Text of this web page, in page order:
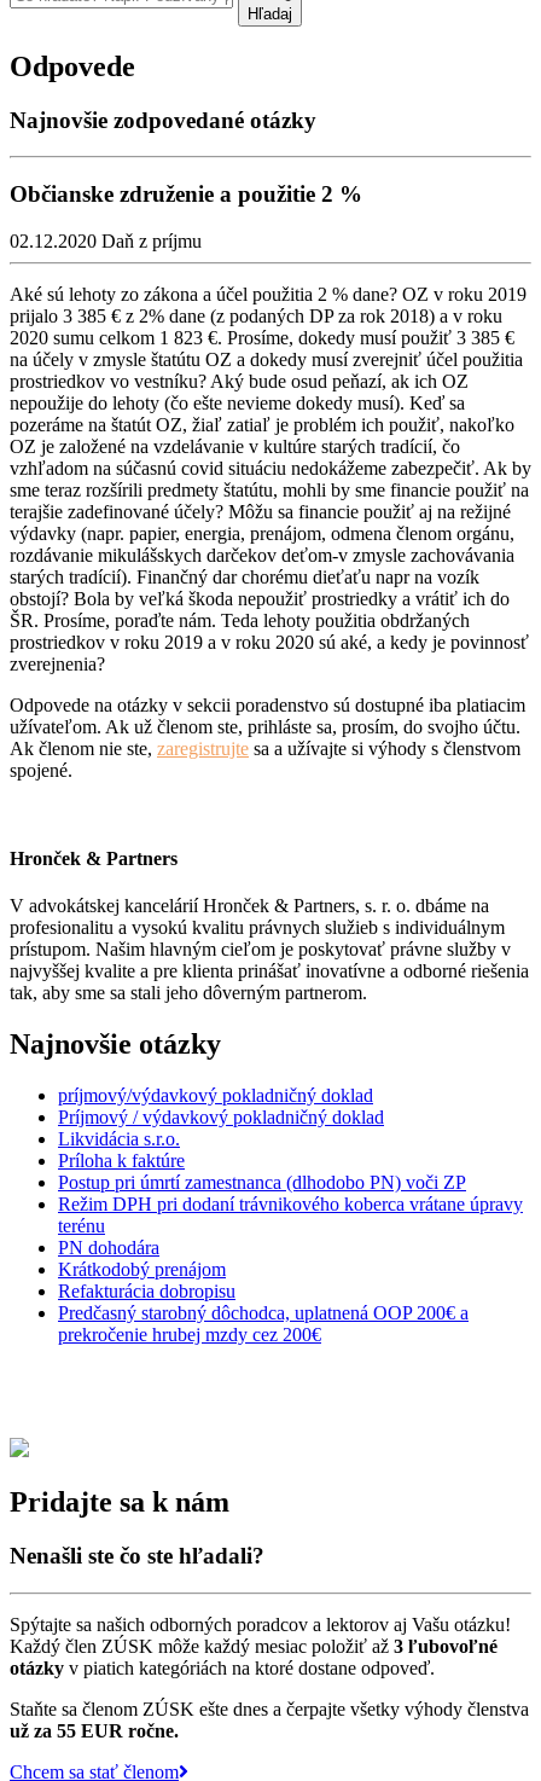
Hľadaj
Odpovede
Najnovšie zodpovedané otázky
Občianske združenie a použitie 2 %
02.12.2020 Daň z príjmu
Aké sú lehoty zo zákona a účel použitia 2 % dane? OZ v roku 2019
prijalo 3 385 € z 2% dane (z podaných DP za rok 2018) a v roku
2020 sumu celkom 1 823 €. Prosíme, dokedy musí použiť 3 385 €
na účely v zmysle štatútu OZ a dokedy musí zverejniť účel použitia
prostriedkov vo vestníku? Aký bude osud peňazí, ak ich OZ
nepoužije do lehoty (čo ešte nevieme dokedy musí). Keď sa
pozeráme na štatút OZ, žiaľ zatiaľ je problém ich použiť, nakoľko
OZ je založené na vzdelávanie v kultúre starých tradícií, čo
vzhľadom na súčasnú covid situáciu nedokážeme zabezpečiť. Ak by
sme teraz rozšírili predmety štatútu, mohli by sme financie použiť na
terajšie zadefinované účely? Môžu sa financie použiť aj na režijné
výdavky (napr. papier, energia, prenájom, odmena členom orgánu,
rozdávanie mikulášskych darčekov deťom-v zmysle zachovávania
starých tradícií). Finančný dar chorému dieťaťu napr na vozík
obstojí? Bola by veľká škoda nepoužiť prostriedky a vrátiť ich do
ŠR. Prosíme, poraďte nám. Teda lehoty použitia obdržaných
prostriedkov v roku 2019 a v roku 2020 sú aké, a kedy je povinnosť
zverejnenia?
Odpovede na otázky v sekcii poradenstvo sú dostupné iba platiacim
užívateľom. Ak už členom ste, prihláste sa, prosím, do svojho účtu.
Ak členom nie ste, zaregistrujte sa a užívajte si výhody s členstvom
spojené.
Hronček & Partners
V advokátskej kancelárií Hronček & Partners, s. r. o. dbáme na
profesionalitu a vysokú kvalitu právnych služieb s individuálnym
prístupom. Našim hlavným cieľom je poskytovať právne služby v
najvyššej kvalite a pre klienta prinášať inovatívne a odborné riešenia
tak, aby sme sa stali jeho dôverným partnerom.
Najnovšie otázky
príjmový/výdavkový pokladničný doklad
Príjmový / výdavkový pokladničný doklad
Likvidácia s.r.o.
Príloha k faktúre
Postup pri úmrtí zamestnanca (dlhodobo PN) voči ZP
Režim DPH pri dodaní trávnikového koberca vrátane úpravy
terénu
PN dohodára
Krátkodobý prenájom
Refakturácia dobropisu
Predčasný starobný dôchodca, uplatnená OOP 200€ a
prekročenie hrubej mzdy cez 200€
Pridajte sa k nám
Nenašli ste čo ste hľadali?
Spýtajte sa našich odborných poradcov a lektorov aj Vašu otázku!
Každý člen ZÚSK môže každý mesiac položiť až 3 ľubovoľné
otázky v piatich kategóriách na ktoré dostane odpoveď.
Staňte sa členom ZÚSK ešte dnes a čerpajte všetky výhody členstva
už za 55 EUR ročne.
Chcem sa stať členom